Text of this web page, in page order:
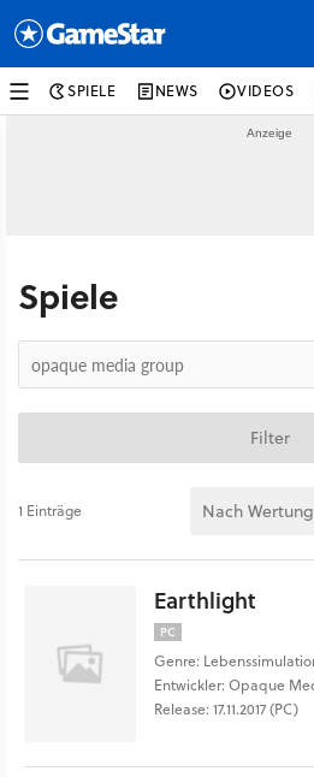
SPIELE NEWS VIDEOS
Spiele
Filter
1 Einträge
Earthlight
PC
Genre:
Entwickler: Opaque
Release: 17.11.2017 (PC)